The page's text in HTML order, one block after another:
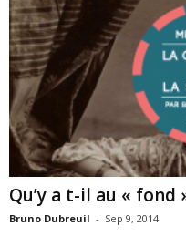
Qu’y a t-il au « fond
Bruno Dubreuil - Sep 9, 2014